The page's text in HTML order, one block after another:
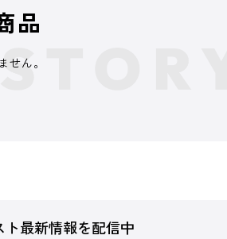
品
せん。
ト最新情報を配信中